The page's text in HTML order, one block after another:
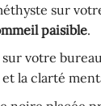
sur
paisible.
votre
la clarté